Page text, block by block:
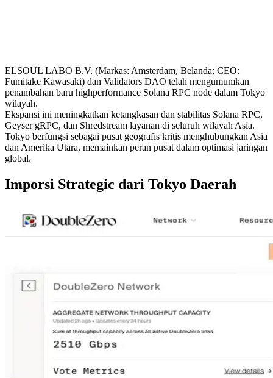
ELSOUL LABO B.V. (Markas: Amsterdam, Belanda; CEO:
Fumitake Kawasaki) dan Validators DAO telah mengumumkan
penambahan baru highperformance Solana RPC node dalam Tokyo
wilayah.
Ekspansi ini meningkatkan ketangkasan dan stabilitas Solana RPC,
Geyser gRPC, dan Shredstream layanan di seluruh wilayah Asia.
Tokyo berfungsi sebagai pusat geografis kritis menghubungkan Asia
dan Amerika Utara, memainkan peran pusat dalam optimasi jaringan
global.
Imporsi Strategic dari Tokyo Daerah